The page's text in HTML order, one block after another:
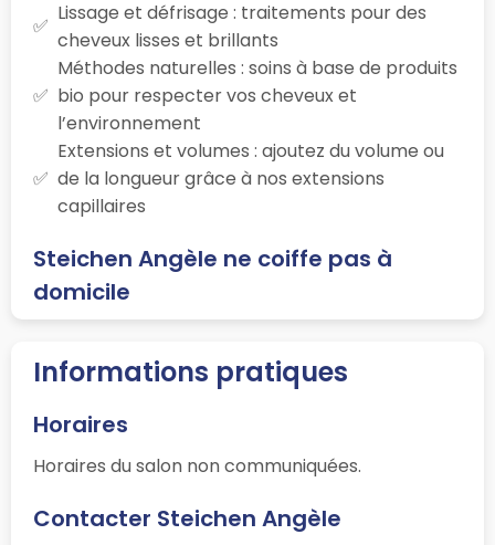
Lissage et défrisage : traitements pour des
cheveux lisses et brillants
Méthodes naturelles : soins à base de produits
bio pour respecter vos cheveux et
l’environnement
Extensions et volumes : ajoutez du volume ou
de la longueur grâce à nos extensions
capillaires
Steichen Angèle ne coiffe pas à
domicile
Informations pratiques
Horaires
Horaires du salon non communiquées.
Contacter Steichen Angèle